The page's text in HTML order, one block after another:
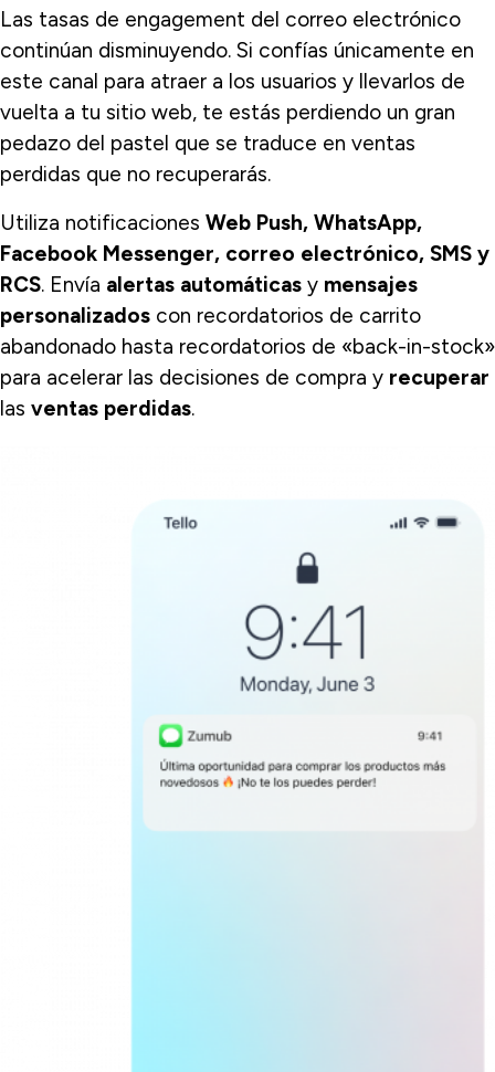
Las tasas de engagement del correo electrónico
continúan disminuyendo. Si confías únicamente en
este canal para atraer a los usuarios y llevarlos de
vuelta a tu sitio web, te estás perdiendo un gran
pedazo del pastel que se traduce en ventas
perdidas que no recuperarás.
Utiliza notificaciones Web Push, WhatsApp,
Facebook Messenger, correo electrónico, SMS y
RCS. Envía alertas automáticas y mensajes
personalizados con recordatorios de carrito
abandonado hasta recordatorios de «back-in-stock»
para acelerar las decisiones de compra y recuperar
las ventas perdidas.